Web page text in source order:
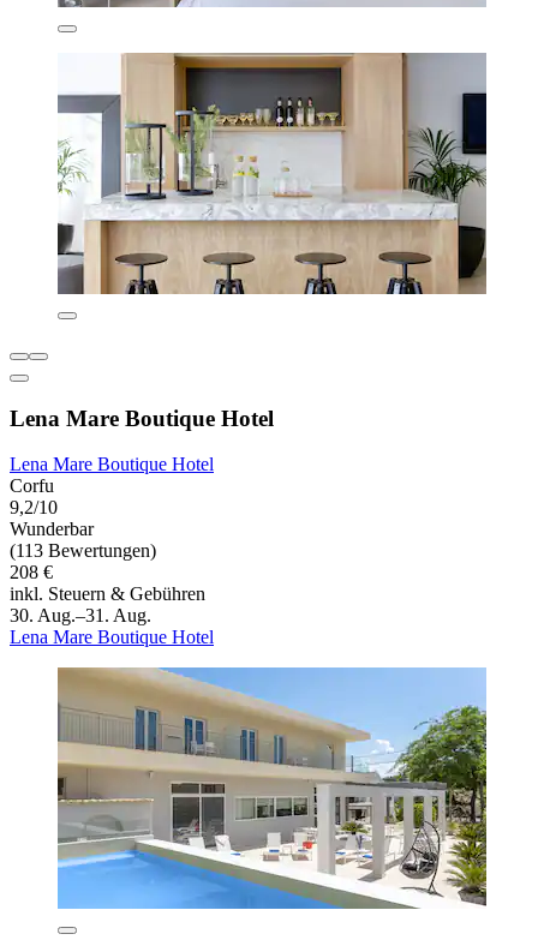
Lena Mare Boutique Hotel
Lena Mare Boutique Hotel
Corfu
9,2/10
Wunderbar
(113 Bewertungen)
208 €
inkl. Steuern & Gebühren
30. Aug.–31. Aug.
Lena Mare Boutique Hotel